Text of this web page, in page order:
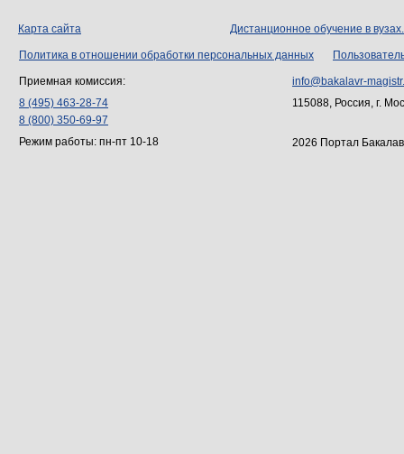
Карта сайта Дистанционное обучение в
Политика в отношении обработки персональных данных
Приемная комиссия:
8 (495) 463-28-74
8 (800) 350-69-97
Режим работы: пн-пт 10-18
info@bakalavr-
115088, Россия, г.
2026 Портал